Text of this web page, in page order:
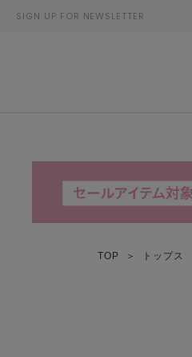
SIGN UP FOR NEWSLETTER
TOP ＞ トップス